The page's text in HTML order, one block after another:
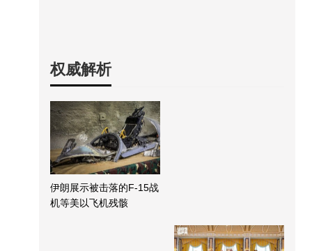
权威解析
伊朗展示被击落的F-15战
机等美以飞机残骸